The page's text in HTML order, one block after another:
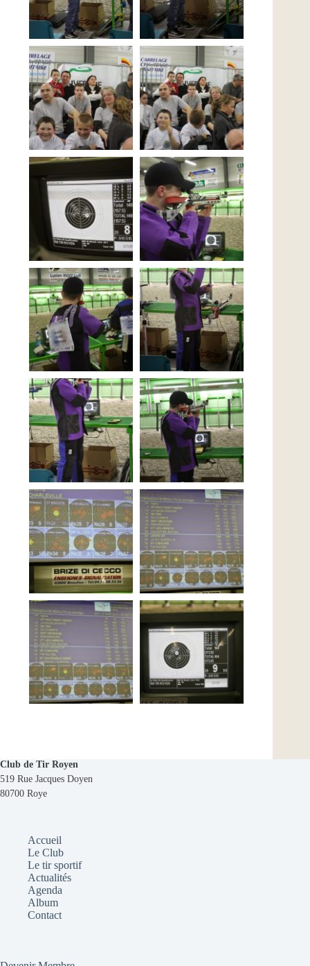
Club de Tir Royen
519 Rue Jacques Doyen
80700 Roye
Accueil
Le Club
Le tir sportif
Actualités
Agenda
Album
Contact